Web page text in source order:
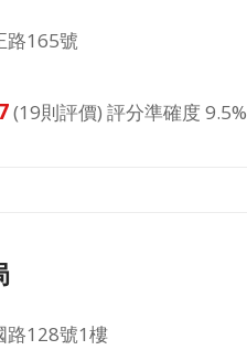
路165號
(19則評價) 評分準確度 9.5%
路128號1樓